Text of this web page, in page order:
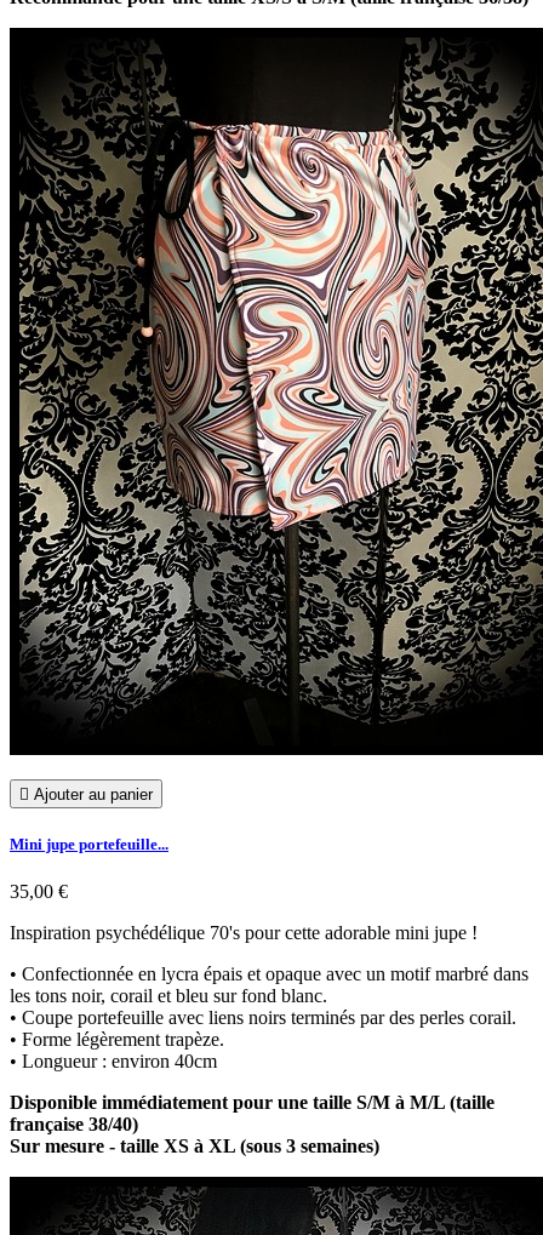
 Ajouter au panier
Mini jupe portefeuille...
35,00 €
Inspiration psychédélique 70's pour cette adorable mini jupe !
• Confectionnée en lycra épais et opaque avec un motif marbré dans
les tons noir, corail et bleu sur fond blanc.
• Coupe portefeuille avec liens noirs terminés par des perles corail.
• Forme légèrement trapèze.
• Longueur : environ 40cm
Disponible immédiatement pour une taille S/M à M/L (taille
française 38/40)
Sur mesure - taille XS à XL (sous 3 semaines)